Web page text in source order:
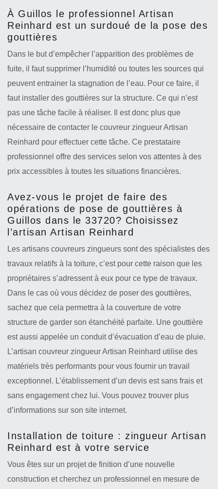
À Guillos le professionnel Artisan
Reinhard est un surdoué de la pose des
gouttières
Dans le but d’empêcher l’apparition des problèmes de
fuite, il faut supprimer l’humidité ou toutes les sources qui
peuvent entrainer la stagnation de l’eau. Pour ce faire, il
faut installer des gouttières sur la structure. Ce qui n’est
pas une tâche facile à réaliser. Il est donc plus que
nécessaire de contacter le couvreur zingueur Artisan
Reinhard pour effectuer cette tâche. Ce prestataire
professionnel offre des services selon vos attentes à des
prix accessibles à toutes les situations financières.
Avez-vous le projet de faire des
opérations de pose de gouttières à
Guillos dans le 33720? Choisissez
l’artisan Artisan Reinhard
Les artisans couvreurs zingueurs sont des spécialistes des
travaux relatifs à la toiture, c’est pour cette raison que les
propriétaires s’adressent à eux pour ce type de travaux.
Dans le cas où vous décidez de poser des gouttières,
sachez que cela permettra à la couverture de votre
structure de garder son étanchéité parfaite. Une gouttière
est aussi appelée un conduit d’évacuation d’eau de pluie.
L’artisan couvreur zingueur Artisan Reinhard utilise des
matériels très performants pour vous fournir un travail
exceptionnel. L’établissement d’un devis est sans frais et
sans engagement chez lui. Vous pouvez trouver plus
d’informations sur son site internet.
Installation de toiture : zingueur Artisan
Reinhard est à votre service
Vous êtes sur un projet de finition d’une nouvelle
construction et cherchez un professionnel en mesure de